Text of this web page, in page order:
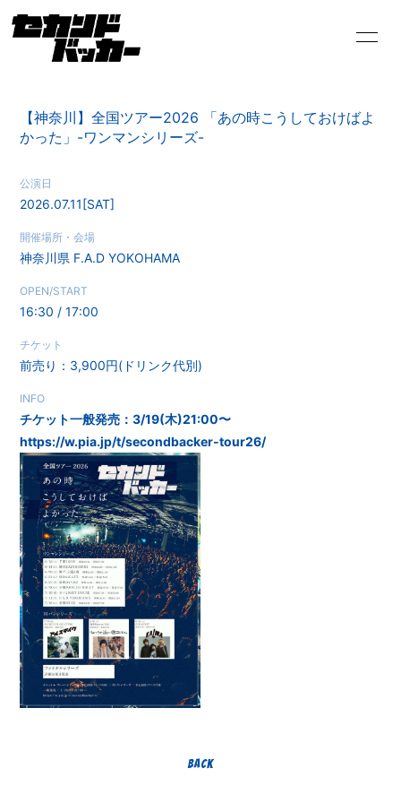
PROFILE
VIDEO
【神奈川】全国ツアー2026 「あの時こうしておけばよ
かった」-ワンマンシリーズ-
公演日
2026.07.11[SAT]
開催場所・会場
神奈川県 F.A.D YOKOHAMA
OPEN/START
16:30 / 17:00
チケット
前売り：3,900円(ドリンク代別)
INFO
チケット一般発売：3/19(木)21:00〜
https://w.pia.jp/t/secondbacker-tour26/
BACK